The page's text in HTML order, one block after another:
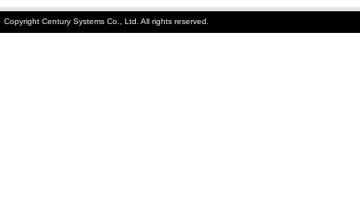
Copyright Century Systems Co., Ltd. All rights reserved.